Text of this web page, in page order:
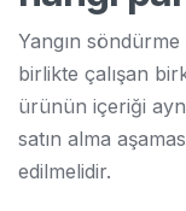
Yangın söndürme
birlikte çalışan
ürünün içeriği
satın alma
edilmelidir.